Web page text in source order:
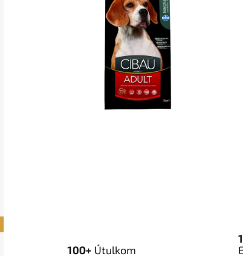
100+ Útulkom